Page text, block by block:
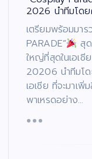
2026 นำทีมโดย
เตรียมพร้อมมา
PARADE”
สุ
ใหญ่ที่สุดในเอเ
20206 นำทีมโด
เอเชีย ที่จะมาเ
พาเหรดอย่าง…